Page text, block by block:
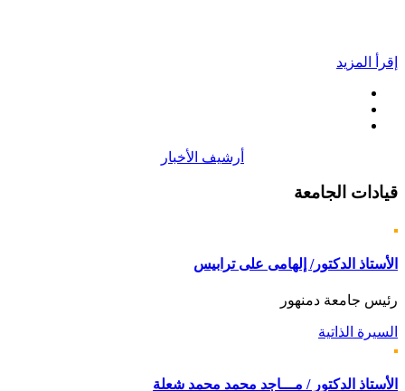
إقرأ المزيد
أرشيف الأخبار
قيادات الجامعة
الأستاذ الدكتور/ إلهامى على ترابيس
رئيس جامعة دمنهور
السيرة الذاتية
الأستاذ الدكتور / مـــاجد محمد محمد شعلة